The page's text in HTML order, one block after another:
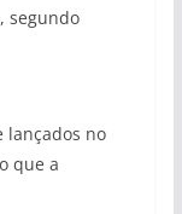
segundo
lançados no
que a